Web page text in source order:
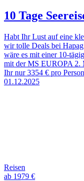
10 Tage
Habt Ihr Lust auf eine
wir tolle Deals bei
wäre es mit einer 10-
mit der MS EUROPA 2.
Ihr nur 3354 € pro
01.12.2025
Reisen
ab 1979 €